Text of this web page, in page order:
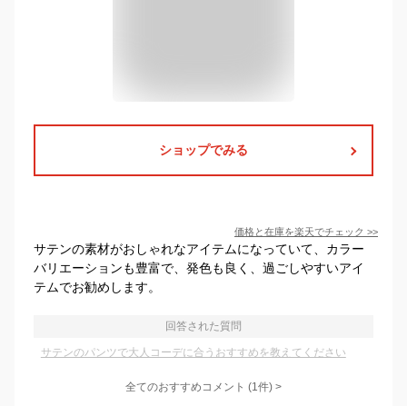
ショップでみる
価格と在庫を楽天でチェック >>
サテンの素材がおしゃれなアイテムになっていて、カラー
バリエーションも豊富で、発色も良く、過ごしやすいアイ
テムでお勧めします。
回答された質問
サテンのパンツで大人コーデに合うおすすめを教えてください
全てのおすすめコメント (1件) >